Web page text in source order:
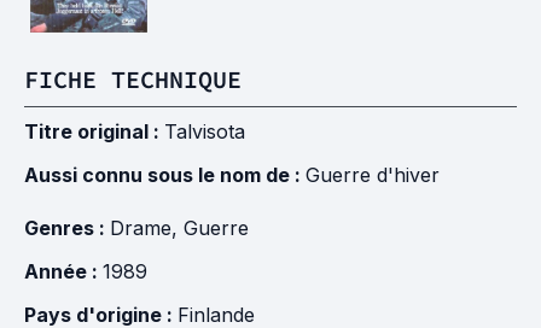
FICHE TECHNIQUE
Titre original : Talvisota
Aussi connu sous le nom de : Guerre d'hiver
Genres : Drame, Guerre
Année : 1989
Pays d'origine : Finlande